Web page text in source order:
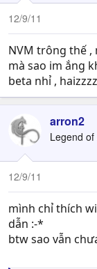
e
r
12/9/11
NVM trông thế
mà sao im ắng
beta nhỉ , haizzzz
arron2
Legend
12/9/11
mình chỉ thích
dẫn :-*
btw sao vẫn